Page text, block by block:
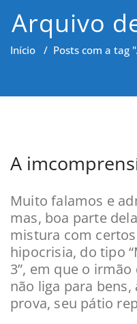
Arquivo
Início / Posts com a tag
A
Muito falamos e
mas, boa parte
mistura com
hipocrisia, do tipo
3”, em que o
não liga para
prova, seu pátio